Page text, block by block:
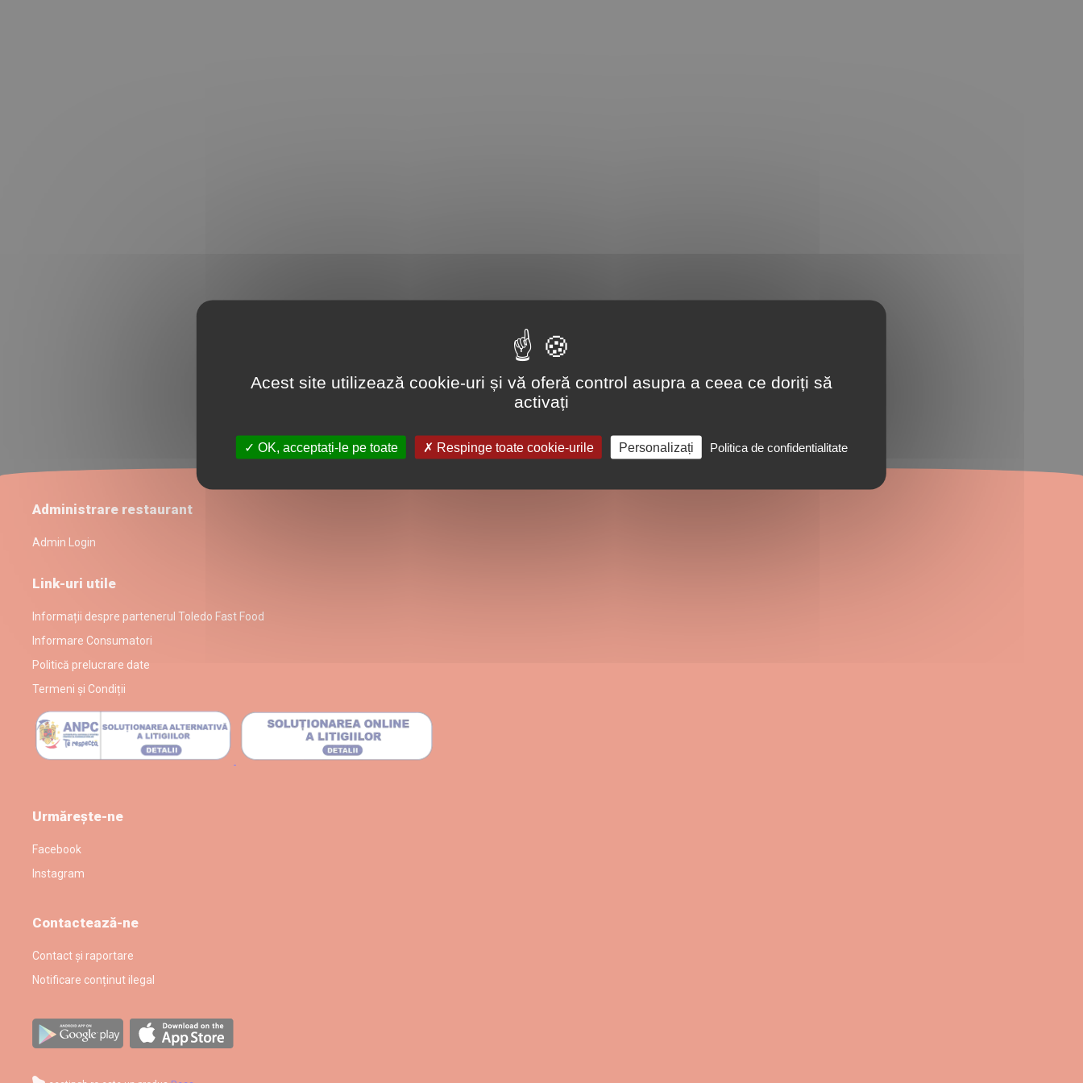
Administrare restaurant
Admin Login
Link-uri utile
Informații despre partenerul Toledo Fast Food
Informare Consumatori
Politică prelucrare date
Termeni și Condiții
Urmărește-ne
Facebook
Instagram
Contactează-ne
Contact și raportare
Notificare conținut ilegal
Acest site utilizează cookie-uri și vă oferă control asupra a ceea ce doriți să
activați
OK, acceptați-le pe toate Respinge toate cookie-urile Personalizați Politica de confidentialitate